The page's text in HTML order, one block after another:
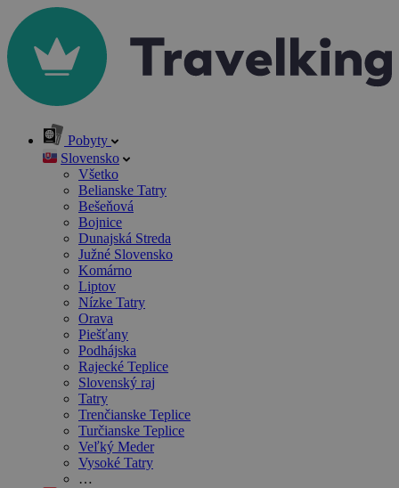
Pobyty
Slovensko
Všetko
Belianske Tatry
Bešeňová
Bojnice
Dunajská Streda
Južné Slovensko
Komárno
Liptov
Nízke Tatry
Orava
Piešťany
Podhájska
Rajecké Teplice
Slovenský raj
Tatry
Trenčianske Teplice
Turčianske Teplice
Veľký Meder
Vysoké Tatry
…